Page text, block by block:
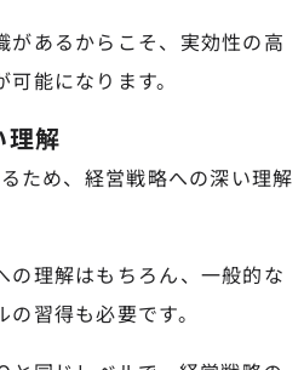
があるからこそ、実効性の高
能になります。
理解
ため、経営戦略への深い理解
の理解はもちろん、一般的な
習得も必要です。